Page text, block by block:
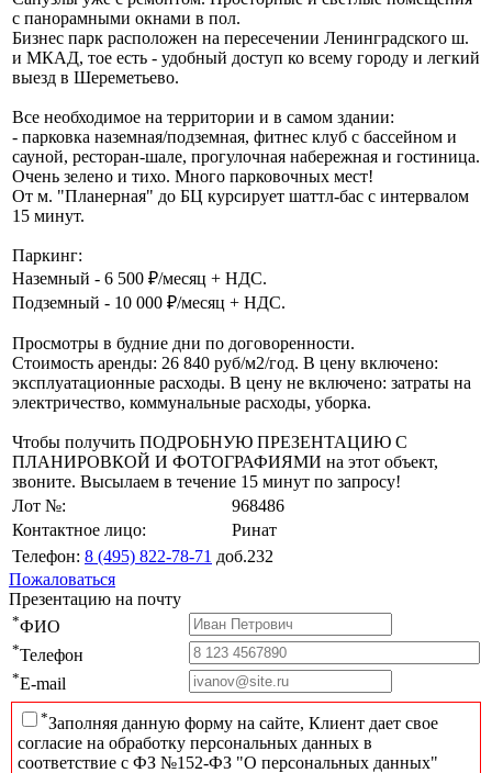
с панорамными окнами в пол.
Бизнес парк расположен на пересечении Ленинградского ш.
и МКАД, тое есть - удобный доступ ко всему городу и легкий
выезд в Шереметьево.
Все необходимое на территории и в самом здании:
- парковка наземная/подземная, фитнес клуб с бассейном и
сауной, ресторан-шале, прогулочная набережная и гостиница.
Очень зелено и тихо. Много парковочных мест!
От м. "Планерная" до БЦ курсирует шаттл-бас с интервалом
15 минут.
Паркинг:
Наземный - 6 500 ₽/месяц + НДС.
Подземный - 10 000 ₽/месяц + НДС.
Просмотры в будние дни по договоренности.
Стоимость аренды: 26 840 руб/м2/год. В цену включено:
эксплуатационные расходы. В цену не включено: затраты на
электричество, коммунальные расходы, уборка.
Чтобы получить ПОДРОБНУЮ ПРЕЗЕНТАЦИЮ С
ПЛАНИРОВКОЙ И ФОТОГРАФИЯМИ на этот объект,
звоните. Высылаем в течение 15 минут по запросу!
Лот №:
968486
Контактное лицо:
Ринат
Телефон: 8 (495) 822-78-71 доб.232
Пожаловаться
Презентацию на почту
*ФИО
*Телефон
*E-mail
*Заполняя данную форму на сайте, Клиент дает свое
согласие на обработку персональных данных в
соответствие с ФЗ №152-ФЗ "О персональных данных"